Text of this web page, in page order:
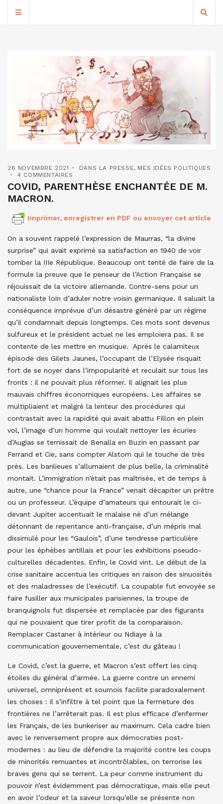
26 NOVEMBRE 2021 DANS LA PRESSE, MES IDÉES POLITIQUES
4 COMMENTAIRES
COVID, PARENTHÈSE ENCHANTÉE DE M.
MACRON.
Imprimer, enregistrer en PDF ou envoyer cet article
On a souvent rappelé l’expression de Maurras, “la divine
surprise” qui avait exprimé sa satisfaction en 1940 de voir
tomber la IIIe République. Beaucoup ont tenté de faire de la
formule la preuve que le penseur de l’Action Française se
réjouissait de la victoire allemande. Contre-sens pour un
nationaliste loin d’aduler notre voisin germanique. Il saluait la
conséquence imprévue d’un désastre généré par un régime
qu’il condamnait depuis longtemps. Ces mots sont devenus
sulfureux et le président actuel ne les emploiera pas. Il se
contente de les mettre en musique. Après le calamiteux
épisode des Gilets Jaunes, l’occupant de l’Elysée risquait
fort de se noyer dans l’impopularité et reculait sur tous les
fronts : il ne pouvait plus réformer. Il alignait les plus
mauvais chiffres économiques européens. Les affaires se
multipliaient et malgré la lenteur des procédures qui
contrastait avec la rapidité qui avait abattu Fillon en plein
vol, l’image d’un homme qui voulait nettoyer les écuries
d’Augias se ternissait de Benalla en Buzin en passant par
Ferrand et Cie, sans compter Alstom qui le touche de très
près. Les banlieues s’allumaient de plus belle, la criminalité
montait. L’immigration n’était pas maîtrisée, et de temps à
autre, une “chance pour la France” venait décapiter un prêtre
ou un professeur. L’équipe d’amateurs qui entourait le ci-
devant Jupiter accentuait le malaise né d’un mélange
détonnant de repentance anti-française, d’un mépris mal
dissimulé pour les “Gaulois”, d’une tendresse particulière
pour les éphèbes antillais et pour les exhibitions pseudo-
culturelles décadentes. Enfin, le Covid vint. Le début de la
crise sanitaire accentua les critiques en raison des sinuosités
et des maladresses de l’exécutif. La coupable fut envoyée se
faire fusiller aux municipales parisiennes, la troupe de
branquignols fut dispersée et remplacée par des figurants
qui ne pouvaient que tirer profit de la comparaison.
Remplacer Castaner à intérieur ou Ndiaye à la
communication gouvernementale, c’est du gâteau !
Le Covid, c’est la guerre, et Macron s’est offert les cinq
étoiles du général d’armée. La guerre contre un ennemi
universel, omniprésent et sournois facilite paradoxalement
les choses : il s’infiltre à tel point que la fermeture des
frontières ne l’arrêterait pas. Il est plus efficace d’enfermer
les Français, de les bunkeriser au maximum. Cela cadre bien
avec le renversement propre aux démocraties post-
modernes : au lieu de défendre la majorité contre les coups
de minorités remuantes et incontrôlables, on terrorise les
braves gens qui se terrent. La peur comme instrument du
pouvoir n’est évidemment pas démocratique, mais elle peut
en avoir l’odeur et la saveur lorsqu’elle se présente non